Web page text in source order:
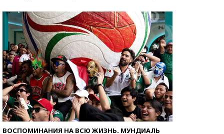
ВОСПОМИНАНИЯ НА ВСЮ ЖИЗНЬ. МУНДИАЛЬ